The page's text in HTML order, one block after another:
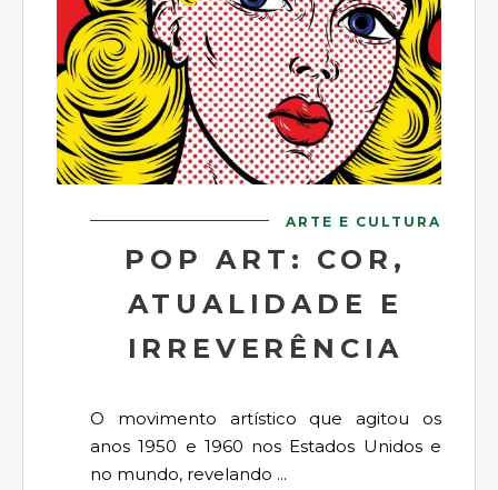
ARTE E CULTURA
POP ART: COR,
ATUALIDADE E
IRREVERÊNCIA
O movimento artístico que agitou os
anos 1950 e 1960 nos Estados Unidos e
no mundo, revelando ...